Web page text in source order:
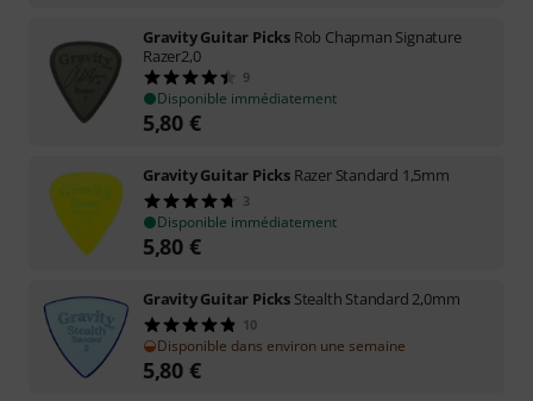
Gravity Guitar Picks Rob Chapman Signature
Razer2,0
9
Disponible immédiatement
5,80 €
Gravity Guitar Picks Razer Standard 1,5mm
3
Disponible immédiatement
5,80 €
Gravity Guitar Picks Stealth Standard 2,0mm
10
Disponible dans environ une semaine
5,80 €